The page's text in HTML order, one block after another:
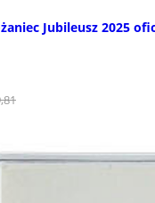
Jubileusz 2025